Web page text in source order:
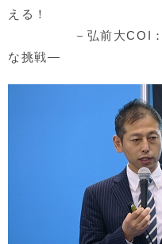
える！
－弘前大COI：50
な挑戦―